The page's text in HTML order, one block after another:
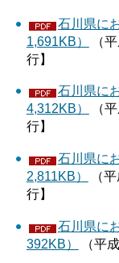
石川県に
1,691KB）
（
行】
石川県に
4,312KB）
（
行】
石川県に
2,811KB）
（
行】
石川県に
392KB）
（平